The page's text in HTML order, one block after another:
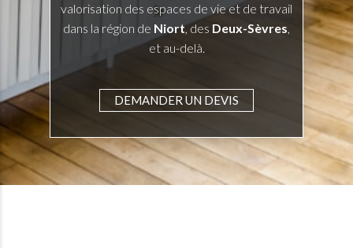
valorisation des espaces de vie et de travail
dans la région de Niort, des Deux-Sèvres,
et au-delà.
DEMANDER UN DEVIS